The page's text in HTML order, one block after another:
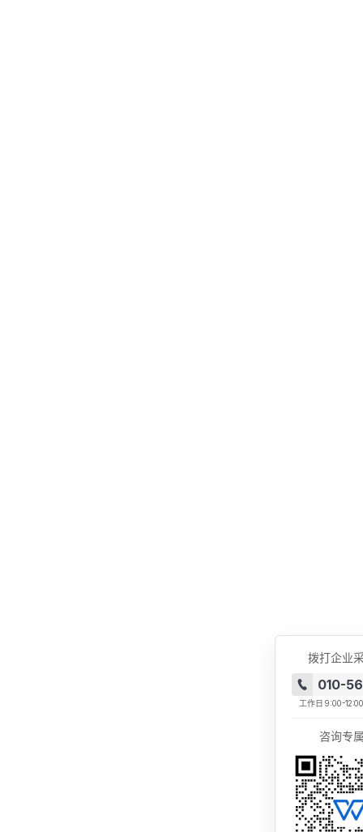
拨打企业
010-
工作日 9:00-12:00
咨询专